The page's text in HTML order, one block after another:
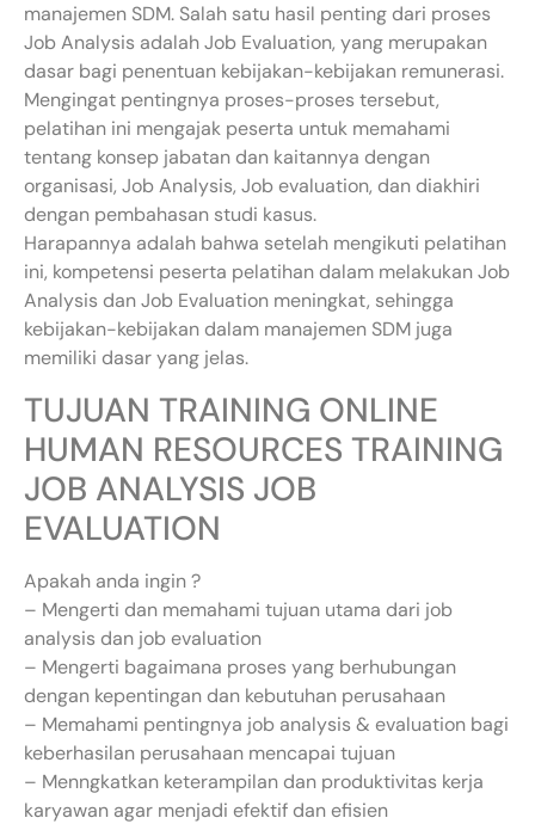
manajemen SDM. Salah satu hasil penting dari proses
Job Analysis adalah Job Evaluation, yang merupakan
dasar bagi penentuan kebijakan-kebijakan remunerasi.
Mengingat pentingnya proses-proses tersebut,
pelatihan ini mengajak peserta untuk memahami
tentang konsep jabatan dan kaitannya dengan
organisasi, Job Analysis, Job evaluation, dan diakhiri
dengan pembahasan studi kasus.
Harapannya adalah bahwa setelah mengikuti pelatihan
ini, kompetensi peserta pelatihan dalam melakukan Job
Analysis dan Job Evaluation meningkat, sehingga
kebijakan-kebijakan dalam manajemen SDM juga
memiliki dasar yang jelas.
TUJUAN TRAINING ONLINE
HUMAN RESOURCES TRAINING
JOB ANALYSIS JOB
EVALUATION
Apakah anda ingin ?
– Mengerti dan memahami tujuan utama dari job
analysis dan job evaluation
– Mengerti bagaimana proses yang berhubungan
dengan kepentingan dan kebutuhan perusahaan
– Memahami pentingnya job analysis & evaluation bagi
keberhasilan perusahaan mencapai tujuan
– Menngkatkan keterampilan dan produktivitas kerja
karyawan agar menjadi efektif dan efisien